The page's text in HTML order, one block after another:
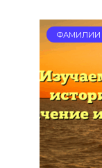
ФАМИЛИИ